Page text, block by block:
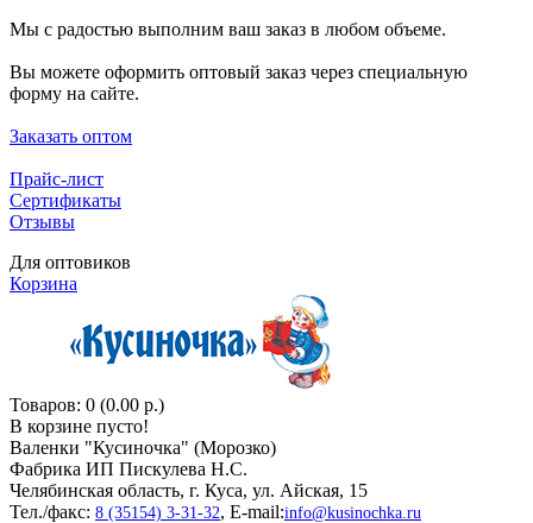
Мы с радостью выполним ваш заказ в любом объеме.
Вы можете оформить оптовый заказ через специальную
форму на сайте.
Заказать оптом
Прайс-лист
Сертификаты
Отзывы
Для оптовиков
Корзина
Товаров: 0 (0.00 р.)
В корзине пусто!
Валенки "Кусиночкa" (Морозко)
Фабрика ИП Пискулева Н.С.
Челябинская область, г. Куса, ул. Айская, 15
Тел./факс: 8 (35154) 3-31-32, E-mail:info@kusinochka.ru